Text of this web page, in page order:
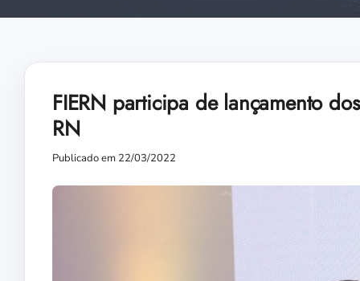
FIERN participa de lançamento
RN
Publicado em 22/03/2022